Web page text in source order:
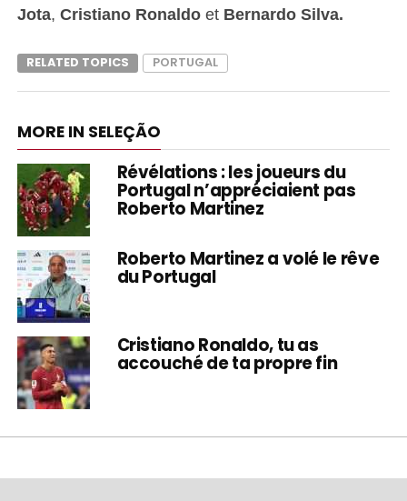
Jota, Cristiano Ronaldo etBernardo Silva.
RELATED TOPICS PORTUGAL
MORE IN SELEÇÃO
Révélations : les joueurs du
Portugal n’appréciaient pas
Roberto Martinez
Roberto Martinez a volé le rêve
du Portugal
Cristiano Ronaldo, tu as
accouché de ta propre fin